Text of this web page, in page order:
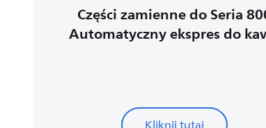
Części zamienne do Seria
Automatyczny ekspres do